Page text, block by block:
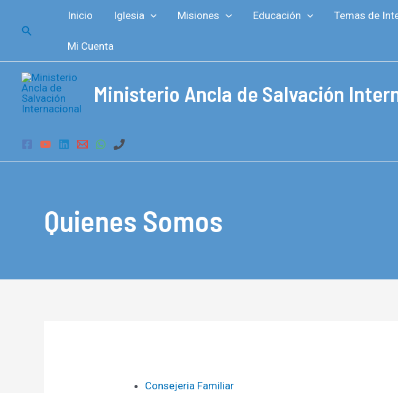
Buscar
Inicio Iglesia Misiones Educación Temas de
Mi Cuenta
Ministerio Ancla de Salvación
Quienes Somos
Consejeria Familiar